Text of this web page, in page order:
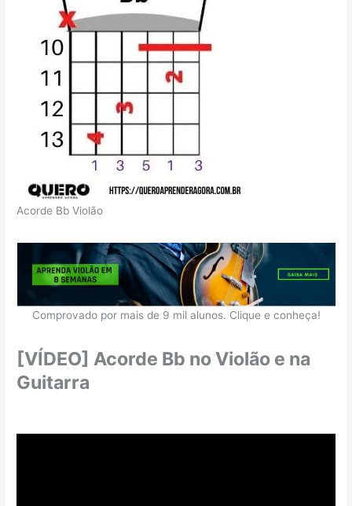
Acorde Bb Violão
Comprovado por mais de 9 mil alunos. Clique e conheça!
[VÍDEO] Acorde Bb no Violão e na
Guitarra